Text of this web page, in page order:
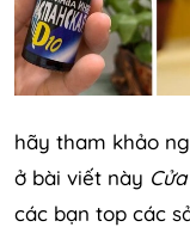
hãy tham khảo
ở bài viết này
các bạn top các